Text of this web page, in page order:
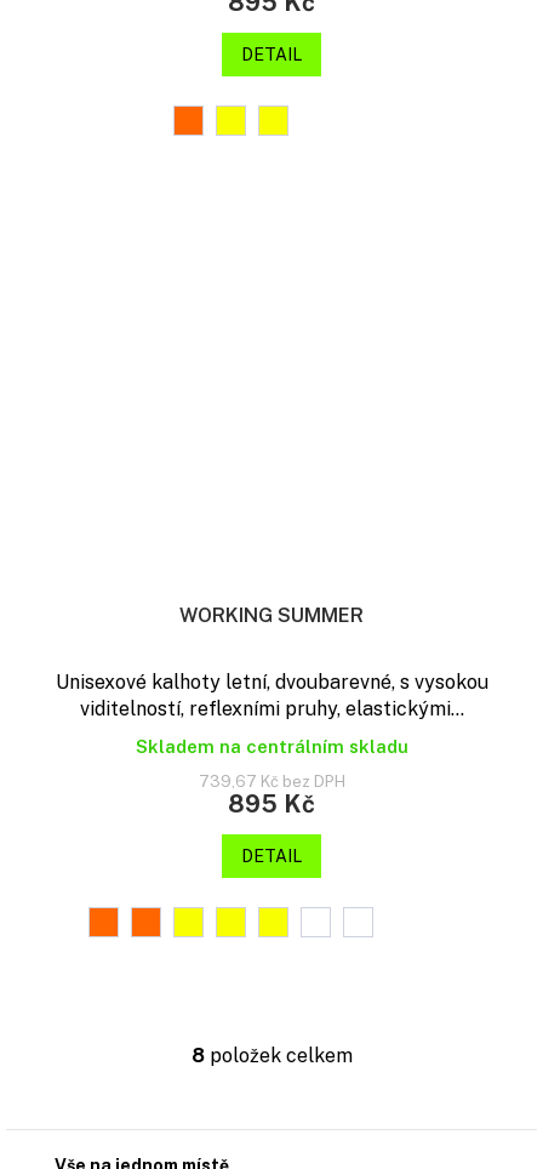
DETAIL
WORKING SUMMER
Unisexové kalhoty letní, dvoubarevné, s vysokou
viditelností, reflexními pruhy, elastickými...
Skladem na centrálním skladu
739,67 Kč bez DPH
895 Kč
DETAIL
O
á
8položek celkem